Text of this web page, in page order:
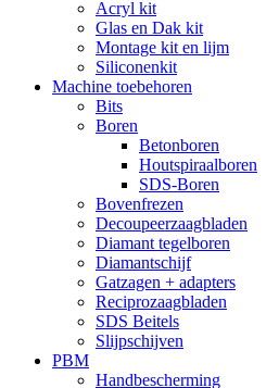
Acryl kit
Glas en Dak kit
Montage kit en lijm
Siliconenkit
Machine toebehoren
Bits
Boren
Betonboren
Houtspiraalboren
SDS-Boren
Bovenfrezen
Decoupeerzaagbladen
Diamant tegelboren
Diamantschijf
Gatzagen + adapters
Reciprozaagbladen
SDS Beitels
Slijpschijven
PBM
Handbescherming